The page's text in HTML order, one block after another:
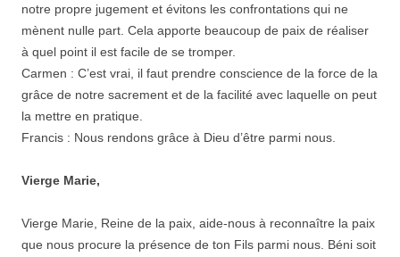
notre propre jugement et évitons les confrontations qui ne
mènent nulle part. Cela apporte beaucoup de paix de réaliser
à quel point il est facile de se tromper.
Carmen : C’est vrai, il faut prendre conscience de la force de la
grâce de notre sacrement et de la facilité avec laquelle on peut
la mettre en pratique.
Francis : Nous rendons grâce à Dieu d’être parmi nous.
Vierge Marie,
Vierge Marie, Reine de la paix, aide-nous à reconnaître la paix
que nous procure la présence de ton Fils parmi nous. Béni soit